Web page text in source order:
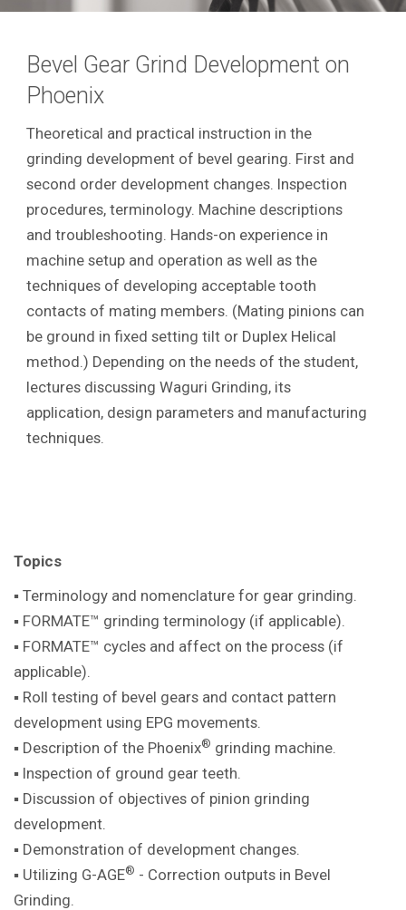
Bevel Gear Grind Development on
Phoenix
Theoretical and practical instruction in the
grinding development of bevel gearing. First and
second order development changes. Inspection
procedures, terminology. Machine descriptions
and troubleshooting. Hands-on experience in
machine setup and operation as well as the
techniques of developing acceptable tooth
contacts of mating members. (Mating pinions can
be ground in fixed setting tilt or Duplex Helical
method.) Depending on the needs of the student,
lectures discussing Waguri Grinding, its
application, design parameters and manufacturing
techniques.
Topics
▪ Terminology and nomenclature for gear grinding.
▪ FORMATE™ grinding terminology (if applicable).
▪ FORMATE™ cycles and affect on the process (if
applicable).
▪ Roll testing of bevel gears and contact pattern
development using EPG movements.
▪ Description of the Phoenix® grinding machine
▪ Inspection of ground gear teeth.
▪ Discussion of objectives of pinion grinding
development.
▪ Demonstration of development changes.
▪ Utilizing G-AGE® - Correction outputs in Bevel
Grinding.